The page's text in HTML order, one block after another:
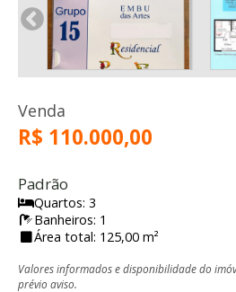
Venda
R$ 110.000,00
Padrão
Quartos: 3
Banheiros: 1
Área total: 125,00 m²
Valores informados e disponibilidade do
prévio aviso.